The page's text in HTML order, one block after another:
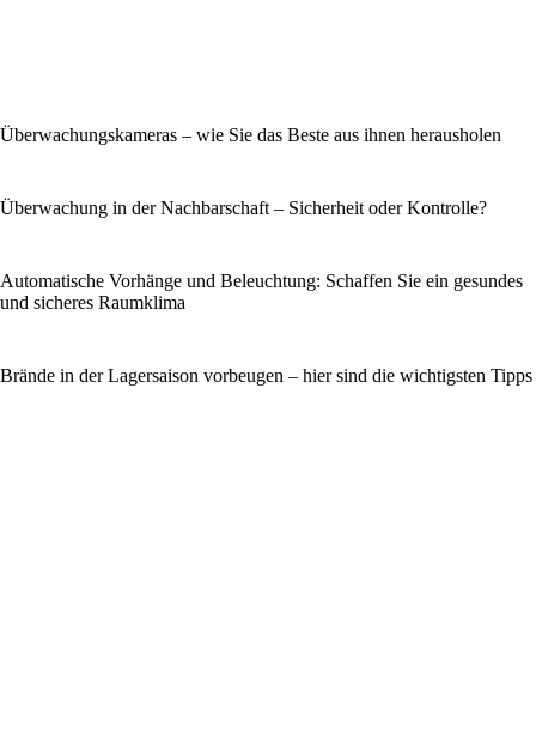
Überwachungskameras – wie Sie das Beste aus ihnen herausholen
Überwachung in der Nachbarschaft – Sicherheit oder Kontrolle?
Automatische Vorhänge und Beleuchtung: Schaffen Sie ein gesundes
und sicheres Raumklima
Brände in der Lagersaison vorbeugen – hier sind die wichtigsten Tipps